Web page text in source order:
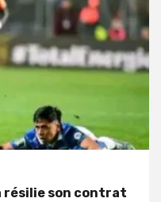
résilie son contrat